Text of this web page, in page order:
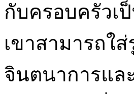
กับครอบครัวเ
เขาสามารถใ
จินตนาการแล